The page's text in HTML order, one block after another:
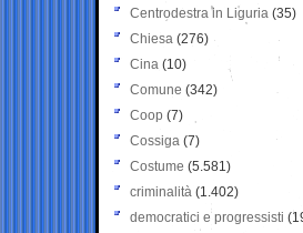
Centrodestra in Liguria (35)
Chiesa (276)
Cina (10)
Comune (342)
Coop (7)
Cossiga (7)
Costume (5.581)
criminalità (1.402)
democratici e progressisti